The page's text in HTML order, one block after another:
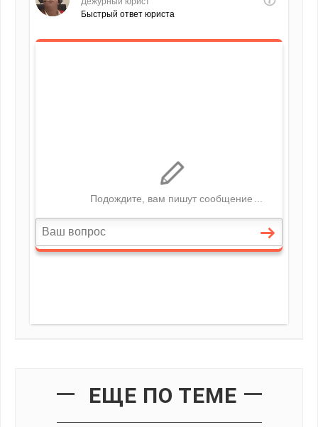
ЕЩЕ ПО ТЕМЕ